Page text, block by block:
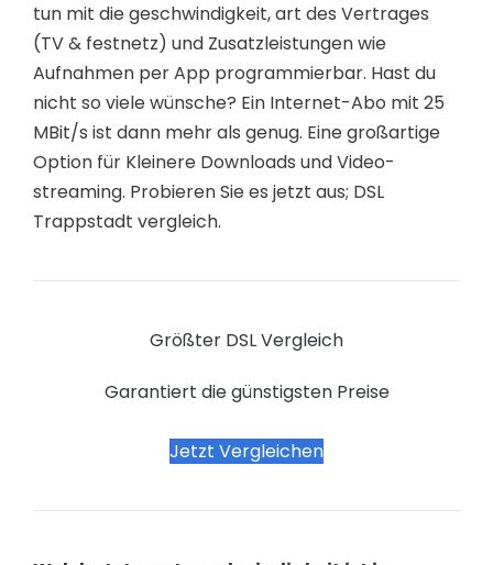
tun mit die geschwindigkeit, art des Vertrages
(TV & festnetz) und Zusatzleistungen wie
Aufnahmen per App programmierbar. Hast du
nicht so viele wünsche? Ein Internet-Abo mit 25
MBit/s ist dann mehr als genug. Eine großartige
Option für Kleinere Downloads und Video-
streaming. Probieren Sie es jetzt aus; DSL
Trappstadt vergleich.
Größter DSL Vergleich
Garantiert die günstigsten Preise
Jetzt Vergleichen